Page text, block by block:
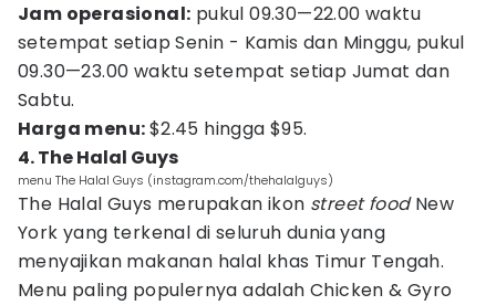
Jam operasional: pukul 09.30—22.00 waktu
setempat setiap Senin - Kamis dan Minggu, pukul
09.30—23.00 waktu setempat setiap Jumat dan
Sabtu.
Harga menu:$2.45 hingga $95.
4. The Halal Guys
menu The Halal Guys (instagram.com/thehalalguys)
The Halal Guys merupakan ikon street foodNew
York yang terkenal di seluruh dunia yang
menyajikan makanan halal khas Timur Tengah.
Menu paling populernya adalah Chicken & Gyro